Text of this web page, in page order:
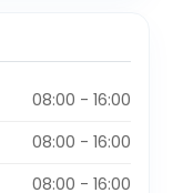
08:00 - 16:00
08:00 - 16:00
08:00 - 16:00